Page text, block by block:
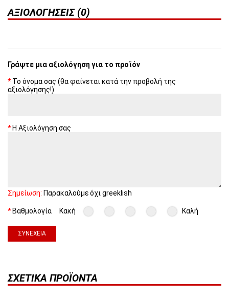
ΑΞΙΟΛΟΓΉΣΕΙΣ (0)
Γράψτε μια αξιολόγηση για το προϊόν
Το όνομα σας (θα φαίνεται κατά την προβολή της
αξιολόγησης!)
Η Αξιολόγηση σας
Σημείωση: Παρακαλούμε όχι greeklish
Βαθμολογία Κακή Καλή
ΣΥΝΈΧΕΙΑ
ΣΧΕΤΙΚΆ ΠΡΟΪΌΝΤΑ